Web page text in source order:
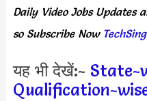
Daily Video Jobs Updates
so Subscribe Now
यह भी देखें:- State-
Qualification-